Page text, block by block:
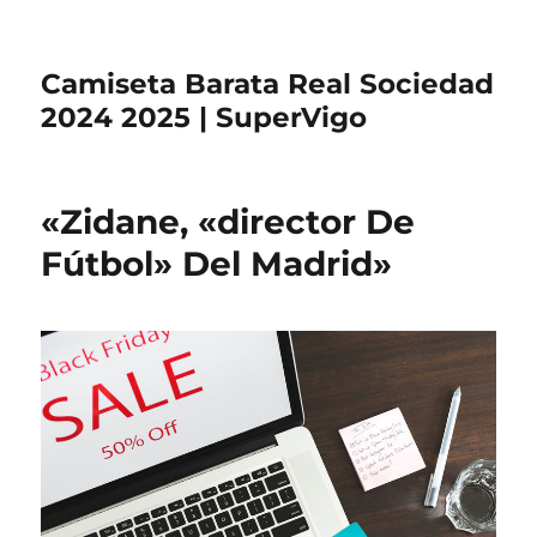
Camiseta Barata Real Sociedad
2024 2025 | SuperVigo
«Zidane, «director De
Fútbol» Del Madrid»